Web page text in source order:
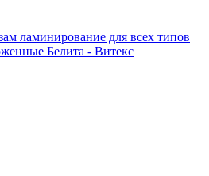
ламинирование для всех типов
Белита - Витекс